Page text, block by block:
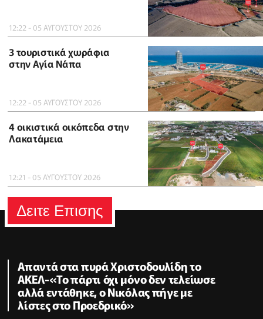
12:22 - 05 ΑΥΓΟΥΣΤΟΥ 2026
3 τουριστικά χωράφια
στην Αγία Νάπα
12:22 - 05 ΑΥΓΟΥΣΤΟΥ 2026
4 οικιστικά οικόπεδα στην
Λακατάμεια
12:21 - 05 ΑΥΓΟΥΣΤΟΥ 2026
Δειτε Επισης
Απαντά στα πυρά Χριστοδουλίδη το
ΑΚΕΛ-«Το πάρτι όχι μόνο δεν τελείωσε
αλλά εντάθηκε, ο Νικόλας πήγε με
λίστες στο Προεδρικό»